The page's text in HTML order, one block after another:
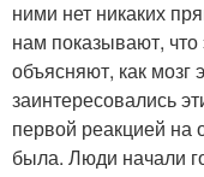
ними нет никаких
нам показывают, что
объясняют, как мозг
заинтересовались
первой реакцией на
была. Люди начали